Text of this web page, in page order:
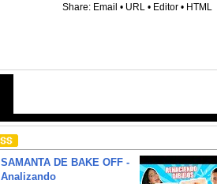
Share: Email • URL • Editor • HTML
SAMANTA DE BAKE OFF -
Analizando